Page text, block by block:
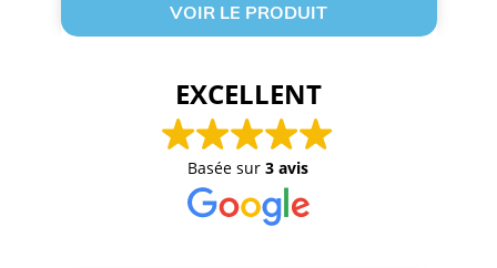
VOIR LE PRODUIT
EXCELLENT
Basée sur3 avis